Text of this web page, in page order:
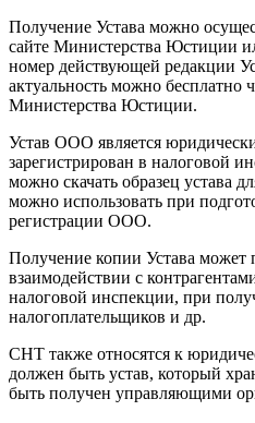
Получение Устава можно
сайте Министерства Юстиции
номер действующей редакции
актуальность можно бесплатно
Министерства Юстиции.
Устав ООО является
зарегистрирован в налоговой
можно скачать образец устава
можно использовать при
регистрации ООО.
Получение копии Устава может
взаимодействии с
налоговой инспекции, при
налогоплательщиков и др.
СНТ также относятся к
должен быть устав, который
быть получен управляющими